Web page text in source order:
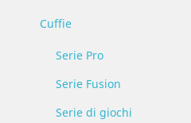
Cuffie
Serie Pro
Serie Fusion
Serie di giochi